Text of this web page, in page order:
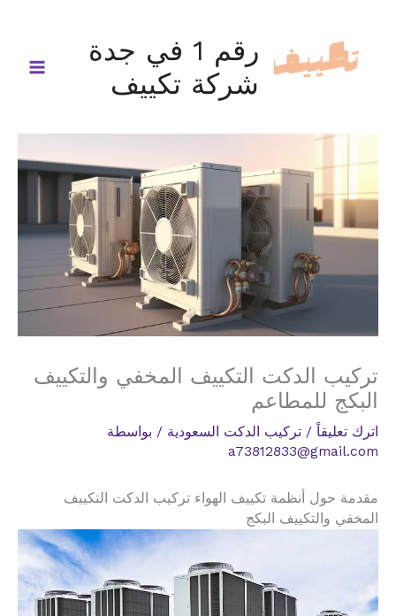
المحتوى
رقم 1 في جدة
شركة تكييف
تركيب الدكت التكييف المخفي والتكييف
البكج للمطاعم
اترك تعليقاً / تركيب الدكت السعودية / بواسطة
a73812833@gmail.com
مقدمة حول أنظمة تكييف الهواء تركيب الدكت التكييف
المخفي والتكييف البكج